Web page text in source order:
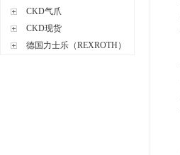
CKD气爪
CKD现货
德国力士乐（REXROTH）